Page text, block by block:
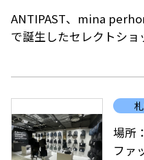
ANTIPAST、mina
で誕生したセレクトショ
め、毎日でも着たくな
ままに、時代の空気を
ュートラルな空間で皆様
場所
ファ